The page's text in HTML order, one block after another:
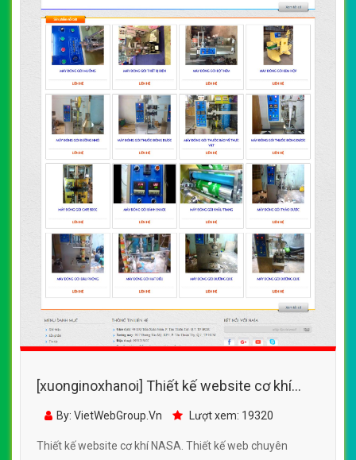
[xuonginoxhanoi] Thiết kế website cơ khí
NASA đẹp, chuyên nghiệp chuẩn SEO
By: VietWebGroup.Vn Lượt xem: 19320
Thiết kế website cơ khí NASA. Thiết kế web chuyên